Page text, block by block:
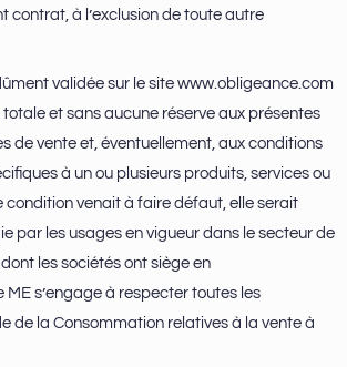
contrat, à l’exclusion de toute autre
validée sur le site www.obligeance.com
totale et sans aucune réserve aux présentes
de vente et, éventuellement, aux conditions
à un ou plusieurs produits, services ou
condition venait à faire défaut, elle serait
par les usages en vigueur dans le secteur de
les sociétés ont siège en
ME s’engage à respecter toutes les
de la Consommation relatives à la vente à